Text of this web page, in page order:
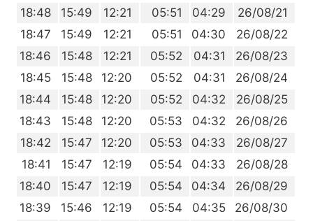
26/08/21
04:29
05:51
12:21
15:49
18:48
26/08/22
04:30
05:51
12:21
15:49
18:47
26/08/23
04:31
05:52
12:21
15:48
18:46
26/08/24
04:31
05:52
12:20
15:48
18:45
26/08/25
04:32
05:52
12:20
15:48
18:44
26/08/26
04:32
05:53
12:20
15:48
18:43
26/08/27
04:33
05:53
12:20
15:47
18:42
26/08/28
04:33
05:54
12:19
15:47
18:41
26/08/29
04:34
05:54
12:19
15:47
18:40
26/08/30
04:35
05:54
12:19
15:46
18:39